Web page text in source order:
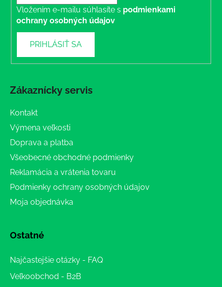
Vložením e-mailu súhlasíte s podmienkami
ochrany osobných údajov
PRIHLÁSIŤ SA
Zákaznícky servis
Kontakt
Výmena veľkosti
Doprava a platba
Všeobecné obchodné podmienky
Reklamácia a vrátenia tovaru
Podmienky ochrany osobných údajov
Moja objednávka
Ostatné
Najčastejšie otázky - FAQ
Veľkoobchod - B2B